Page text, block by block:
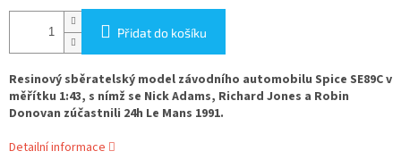
Přidat do košíku
Resinový sběratelský model závodního automobilu Spice SE89C v
měřítku 1:43, s nímž se Nick Adams, Richard Jones a Robin
Donovan zúčastnili 24h Le Mans 1991.
Detailní informace